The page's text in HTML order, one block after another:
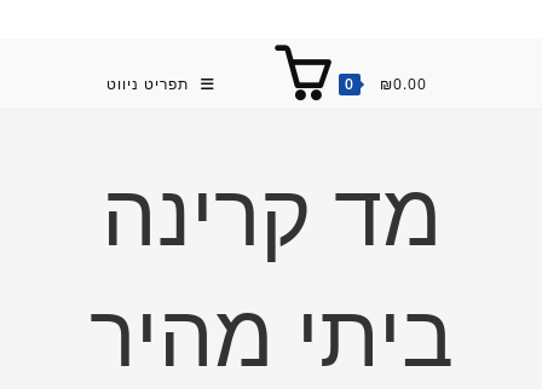
0 ₪0.00 תפריט ניווט
מד קרינה
ביתי מהיר